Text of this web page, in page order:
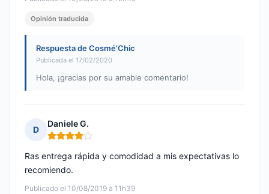
Opinión traducida
Respuesta de Cosmé’Chic
Publicada el 17/02/2020
Hola, ¡gracias por su amable comentario!
D
Daniele G.
Nota: 4 de 5
Publicado el 10/08/2019 à 11h39
Ras entrega rápida y comodidad a mis expectativas lo
recomiendo.